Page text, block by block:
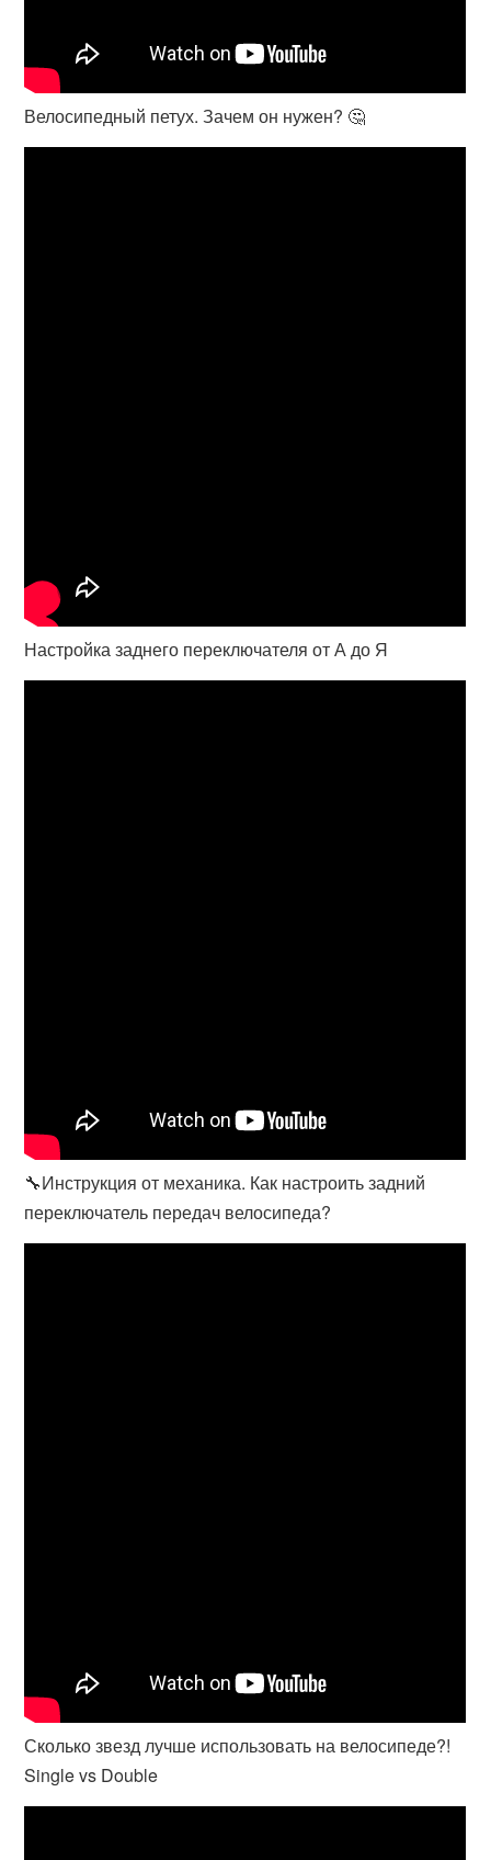
Велосипедный петух. Зачем он нужен? 🤔
Настройка заднего переключателя от А до Я
🔧Инструкция от механика. Как настроить задний
переключатель передач велосипеда?
Сколько звезд лучше использовать на велосипеде?!
Single vs Double